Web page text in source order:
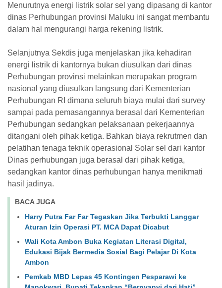
Menurutnya energi listrik solar sel yang dipasang di kantor
dinas Perhubungan provinsi Maluku ini sangat membantu
dalam hal mengurangi harga rekening listrik.
Selanjutnya Sekdis juga menjelaskan jika kehadiran
energi listrik di kantornya bukan diusulkan dari dinas
Perhubungan provinsi melainkan merupakan program
nasional yang diusulkan langsung dari Kementerian
Perhubungan RI dimana seluruh biaya mulai dari survey
sampai pada pemasangannya berasal dari Kementerian
Perhubungan sedangkan pelaksanaan pekerjaannya
ditangani oleh pihak ketiga. Bahkan biaya rekrutmen dan
pelatihan tenaga teknik operasional Solar sel dari kantor
Dinas perhubungan juga berasal dari pihak ketiga,
sedangkan kantor dinas perhubungan hanya menikmati
hasil jadinya.
BACA JUGA
Harry Putra Far Far Tegaskan Jika Terbukti Langgar
Aturan Izin Operasi PT. MCA Dapat Dicabut
Wali Kota Ambon Buka Kegiatan Literasi Digital,
Edukasi Bijak Bermedia Sosial Bagi Pelajar Di Kota
Ambon
Pemkab MBD Lepas 45 Kontingen Pesparawi ke